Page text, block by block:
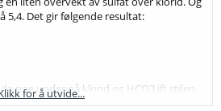
5,4. Det gir følgende resultat:
noe under på klorid og HCO3 ift stilen,
på
for å utvide...